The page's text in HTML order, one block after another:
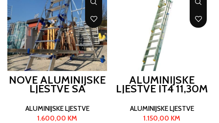
NOVE ALUMINIJSKE
LJESTVE SA
PLATFORMOM 2,20
M
ALUMINIJSKE LJESTVE
1.600,00 KM
ALUMINIJSKE
LJESTVE IT4 11,30M
ALUMINIJSKE LJESTVE
1.150,00 KM